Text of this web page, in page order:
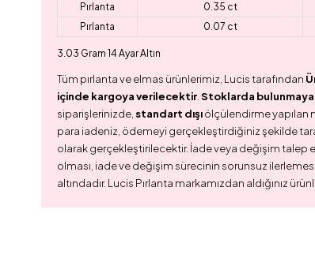
Pırlanta 0.35 ct
Pırlanta
0.07 ct
3.03 Gram 14 Ayar Altın
Tüm pırlanta ve elmas ürünlerimiz, Lucis tarafından
içinde kargoya verilecektir. Stoklarda
siparişlerinizde, standart dışıölçülendirme yapılan
para iadeniz, ödemeyi gerçekleştirdiğiniz şekilde
olarak gerçekleştirilecektir. İade veya değişim talep
olması, iade ve değişim sürecinin sorunsuz
altındadır. Lucis Pırlanta markamızdan aldığınız